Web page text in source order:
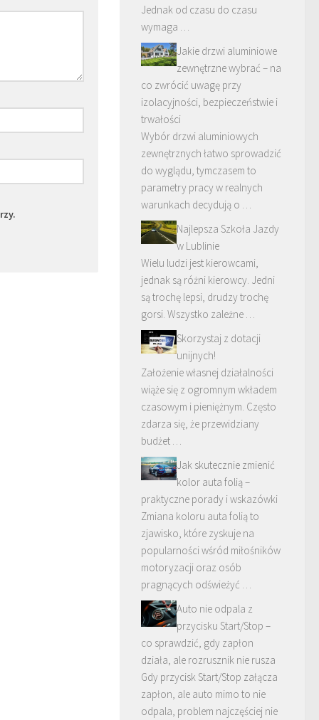
Jednak od czasu do czasu
wymaga …
Jakie drzwi aluminiowe
zewnętrzne wybrać – na
co zwrócić uwagę przy
izolacyjności, bezpieczeństwie i
trwałości
Wybór drzwi aluminiowych
zewnętrznych łatwo sprowadzić
do wyglądu, tymczasem to
parametry pracy w realnych
warunkach decydują o …
Najlepsza Szkoła Jazdy
w Lublinie
Wielu ludzi jest kierowcami,
jednak są różni kierowcy. Jedni
są trochę lepsi, drudzy trochę
gorsi. Wszystko zależne …
Skorzystaj z dotacji
unijnych!
Założenie własnej działalności
wiąże się z ogromnym wkładem
czasowym i pieniężnym. Często
zdarza się, że przewidziany
budżet …
Jak skutecznie zmienić
kolor auta folią –
praktyczne porady i wskazówki
Zmiana koloru auta folią to
zjawisko, które zyskuje na
popularności wśród miłośników
motoryzacji oraz osób
pragnących odświeżyć …
Auto nie odpala z
przycisku Start/Stop –
co sprawdzić, gdy zapłon
działa, ale rozrusznik nie rusza
Gdy przycisk Start/Stop załącza
zapłon, ale auto mimo to nie
odpala, problem najczęściej nie